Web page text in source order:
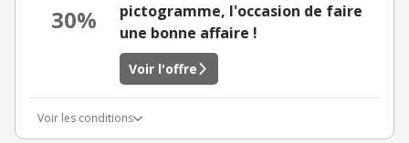
30%
pictogramme, l'occasion de faire
une bonne affaire !
Voir l'offre
Voir les conditions